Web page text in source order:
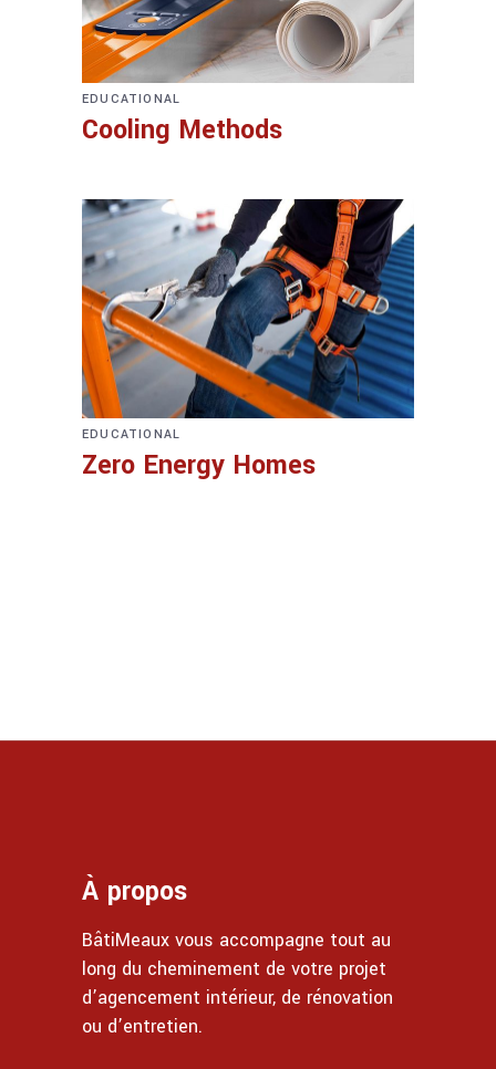
EDUCATIONAL
Cooling Methods
EDUCATIONAL
Zero Energy Homes
À propos
BâtiMeaux vous accompagne tout au
long du cheminement de votre projet
d’agencement intérieur, de rénovation
ou d’entretien.